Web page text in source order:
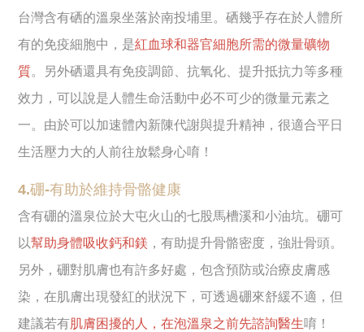
台灣含有硒的溫泉坐落於南投埔里。硒幾乎存在於人體所
有的免疫細胞中，是紅血球和器官細胞所需的微量礦物
質。另外硒還具有免疫調節、抗氧化、提升抵抗力等多種
效力，可以說是人體生命活動中必不可少的微量元素之
一。由於可以加速體內新陳代謝與提升精神，很適合平日
生活壓力大的人前往放鬆身心唷！
4.硼-有助於維持骨骼健康
含有硼的溫泉位於大屯火山的七股馬槽溪和小油坑。硼可
以幫助身體吸收鈣和鎂 ，有助提升骨骼密度，強壯骨頭。
另外，硼對肌膚也有許多好處，包含預防或治療皮膚感
染，在肌膚出現發紅的狀況下，可透過硼來舒緩不適，但
建議若有肌膚困擾的人，在泡溫泉之前先諮詢醫生唷！